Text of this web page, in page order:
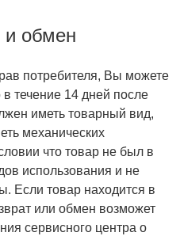
и обмен
потребителя, Вы можете
течение 14 дней после
иметь товарный вид,
механических
что товар не был в
использования и не
Если товар находится в
или обмен возможет
сервисного центра о